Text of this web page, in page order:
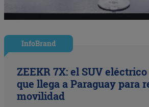
InfoBrand
ZEEKR 7X: el SUV
que llega a Paraguay para
movilidad